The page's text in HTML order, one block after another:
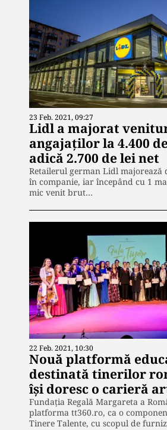
23 Feb. 2021, 09:27
Lidl a majorat
angajaților la 4.400
adică 2.700 de lei net
Retailerul german Lidl majorează
în companie, iar începând cu 1
mic venit brut…
22 Feb. 2021, 10:30
Nouă platformă
destinată tinerilor
își doresc o carieră
Fundația Regală Margareta a
platforma tt360.ro, ca o
Tinere Talente, cu scopul de